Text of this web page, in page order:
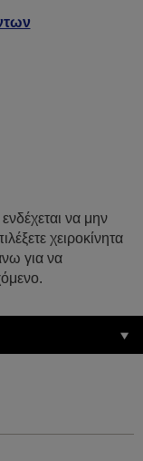
να μην
χειροκίνητα
για να